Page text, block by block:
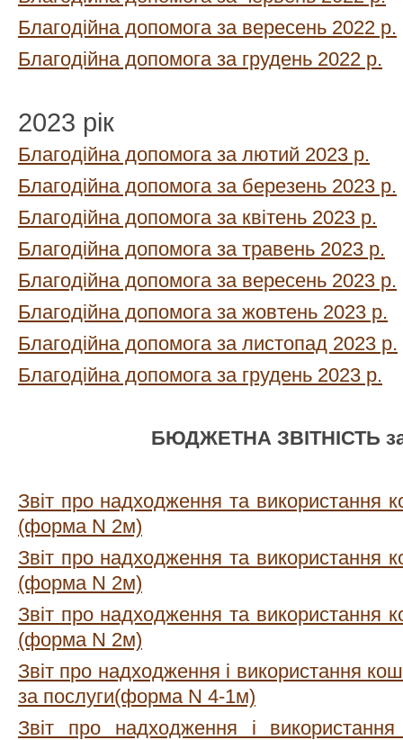
Благодійна допомога за вересень 2022 р.
Благодійна допомога за грудень 2022 р.
2023 рік
Благодійна допомога за лютий 2023 р.
Благодійна допомога за березень 2023 р.
Благодійна допомога за квітень 2023 р.
Благодійна допомога за травень 2023 р.
Благодійна допомога за вересень 2023 р.
Благодійна допомога за жовтень 2023 р.
Благодійна допомога за листопад 2023 р.
Благодійна допомога за грудень 2023 р.
БЮДЖЕТНА ЗВІТНІСТЬ за
Звіт про надходження та використання
(форма N 2м)
Звіт про надходження та використання
(форма N 2м)
Звіт про надходження та використання
(форма N 2м)
Звіт про надходження і використання
за послуги(форма N 4-1м)
Звіт про надходження і